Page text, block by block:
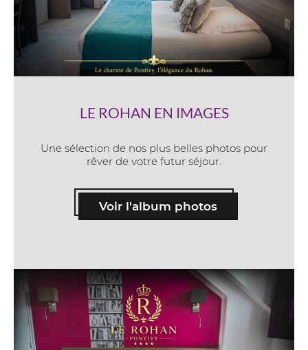
LE ROHAN EN IMAGES
Une sélection de nos plus belles photos pour
rêver de votre futur séjour.
Voir l'album photos